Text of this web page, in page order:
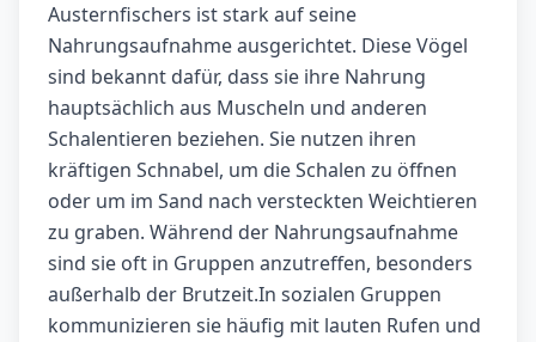
Austernfischers ist stark auf seine
Nahrungsaufnahme ausgerichtet. Diese Vögel
sind bekannt dafür, dass sie ihre Nahrung
hauptsächlich aus Muscheln und anderen
Schalentieren beziehen. Sie nutzen ihren
kräftigen Schnabel, um die Schalen zu öffnen
oder um im Sand nach versteckten Weichtieren
zu graben. Während der Nahrungsaufnahme
sind sie oft in Gruppen anzutreffen, besonders
außerhalb der Brutzeit.In sozialen Gruppen
kommunizieren sie häufig mit lauten Rufen und